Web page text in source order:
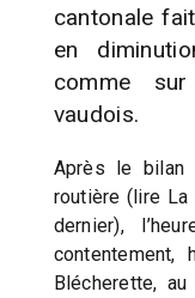
cantonale
en
comme
vaudois.
Après le bilan
routière (lire La
dernier),
Blécherette,